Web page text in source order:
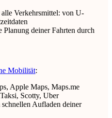
Verkehrsmittel: von U-
deiner Fahrten durch
Mobilität:
Apple Maps, Maps.me
Scotty, Uber
schnellen Aufladen deiner